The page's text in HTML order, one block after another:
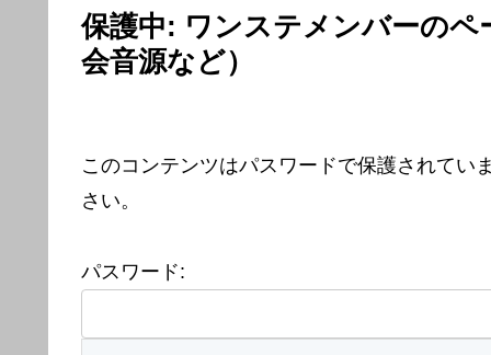
保護中: ワンステメンバーのペ
会音源など）
このコンテンツはパスワードで保護されてい
さい。
パスワード: